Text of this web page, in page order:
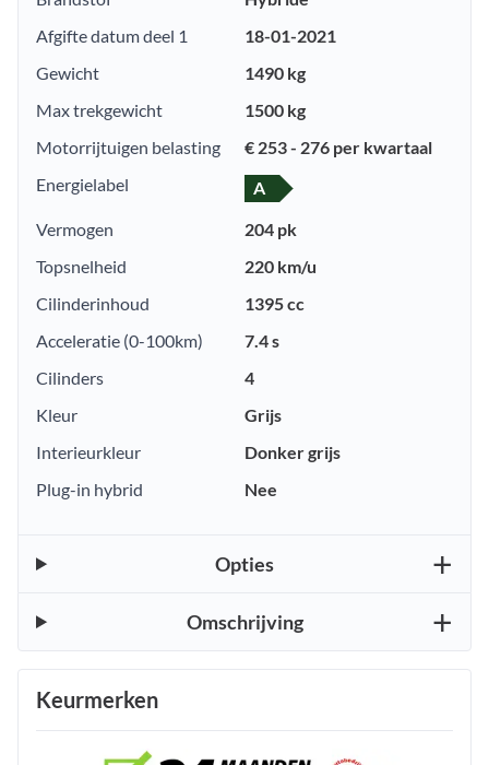
Afgifte datum deel 1
18-01-2021
Gewicht
1490 kg
Max trekgewicht
1500 kg
Motorrijtuigen belasting
€ 253 - 276 per kwartaal
Energielabel
A
Vermogen
204 pk
Topsnelheid
220 km/u
Cilinderinhoud
1395 cc
Acceleratie (0-100km)
7.4 s
Cilinders
4
Kleur
Grijs
Interieurkleur
Donker grijs
Plug-in hybrid
Nee
Opties
Omschrijving
Keurmerken